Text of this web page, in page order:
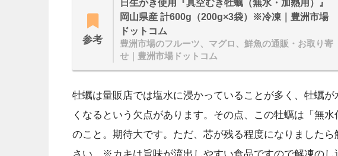
参考
日生かき使用『真空むき牡蠣（無水・加熱用）』
岡山県産 計600g（200g×3袋）※冷凍｜豊洲市場
ドットコム
豊洲市場のフルーツ、マグロ、鮮魚の通販・お取り寄
せ｜豊洲市場ドットコム
牡蠣は量販店では塩水に浸かっていることが多く、牡蠣
くなるという欠点があります。その点、この牡蠣は「無
のこと。期待大です。ただ、芯が残る程度になりました